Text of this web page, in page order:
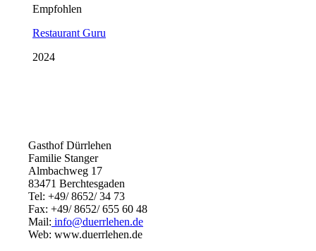
Gasthof Dürrlehen
Familie Stanger
Almbachweg 17
83471 Berchtesgaden
Tel: +49/ 8652/ 34 73
Fax: +49/ 8652/ 655 60 48
Mail: info@duerrlehen.de
Web: www.duerrlehen.de